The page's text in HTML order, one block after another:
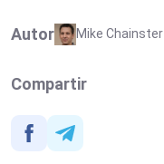
Autor Mike Chainster
Compartir